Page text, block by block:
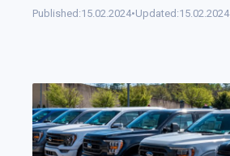
Published:15.02.2024•Updated:15.02.2024